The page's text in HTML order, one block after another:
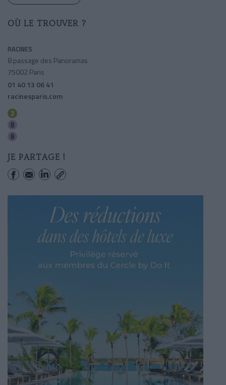
OÙ LE TROUVER ?
RACINES
8 passage des Panoramas
75002 Paris
01 40 13 06 41
racinesparis.com
JE PARTAGE !